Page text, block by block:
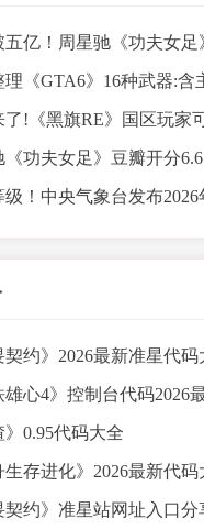
五亿！周星驰《功夫女足
纪录
理《GTA6》16种武器:含
弹炮
了!《黑旗RE》国区玩家
钥
《功夫女足》豆瓣开分
元
级！中央气象台发布
契约》2026最新准星代码
雄心4》控制台代码2026
》0.95代码大全
生存进化》2026最新代
契约》准星站网址入口分